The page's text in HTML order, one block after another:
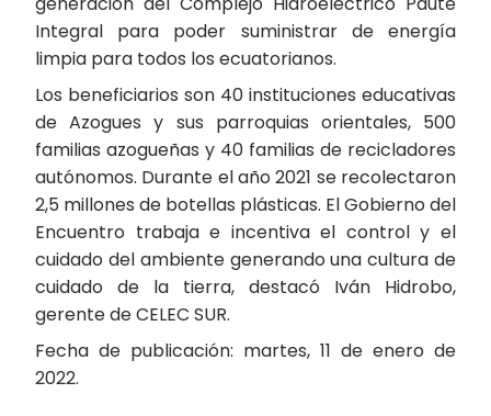
Integral para poder suministrar de energía
limpia para todos los ecuatorianos.
Los beneficiarios son 40 instituciones educativas
de Azogues y sus parroquias orientales, 500
familias azogueñas y 40 familias de recicladores
autónomos. Durante el año 2021 se recolectaron
2,5 millones de botellas plásticas. El Gobierno del
Encuentro trabaja e incentiva el control y el
cuidado del ambiente generando una cultura de
cuidado de la tierra, destacó Iván Hidrobo,
gerente de CELEC SUR.
Fecha de publicación: martes, 11 de enero de
2022.